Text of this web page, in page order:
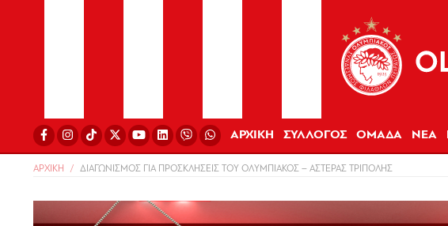
ΑΡΧΙΚΗ ΣΥΛΛΟΓΟΣ ΟΜΑΔΑ ΝΕΑ
ΑΡΧΙΚΗ ΔΙΑΓΩΝΙΣΜΟΣ ΓΙΑ ΠΡΟΣΚΛΗΣΕΙΣ ΤΟΥ ΟΛΥΜΠΙΑΚΟΣ – ΑΣΤΕΡΑΣ ΤΡΙΠΟΛΗΣ